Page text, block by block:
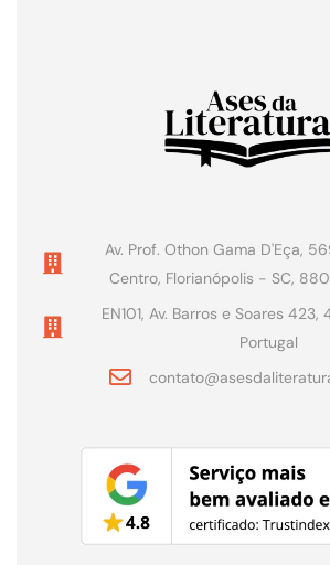
Av. Prof. Othon Gama D'Eça,
Centro, Florianópolis - SC,
EN101, Av. Barros e Soares 423,
Portugal